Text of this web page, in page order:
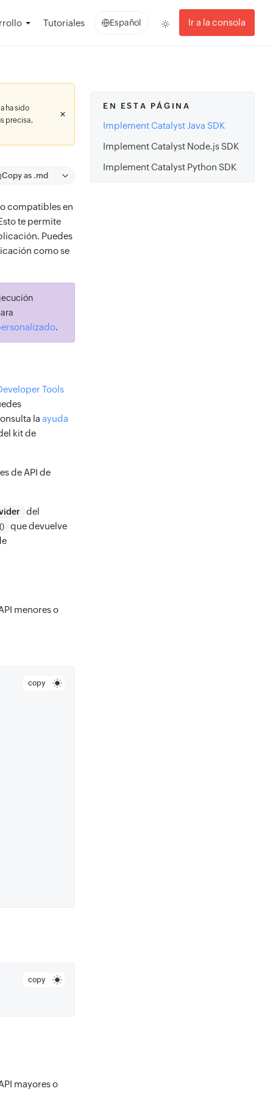
Tutoriales Español Ir a la consola
ha sido
precisa,
Copy as .md
compatibles en
te permite
Puedes
como se
.
Tools
la ayuda
kit de
de API de
del
que devuelve
menores o
copy
copy
mayores o
EN ESTA PÁGINA
Implement Catalyst Java SDK
Implement Catalyst Node.js SDK
Implement Catalyst Python SDK